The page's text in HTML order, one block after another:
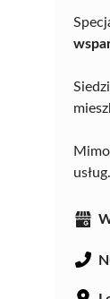
usług.